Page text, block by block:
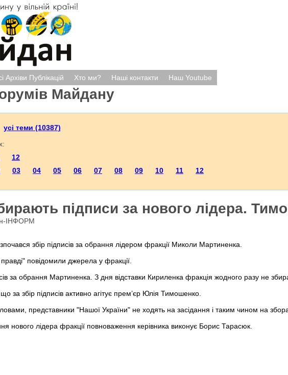
Архіви Публікацій Хто ми? Наші контакти Наш Youtube
Майдану
усі теми (10387)
12
03 04 05 06 07 08 09 10 11 12
підписи за нового лідера.
ІНФОРМ
збір підписів за обрання лідером фракції Миколи Мартиненка.
повідомили джерела у фракції.
за обрання Мартиненка. З дня відставки Кириленка фракція жодного разу не
за збір підписів активно агітує прем’єр Юлія Тимошенко.
представники "Нашої України" не ходять на засідання і таким чином на
нового лідера фракції повноваження керівника виконує Борис Тарасюк.